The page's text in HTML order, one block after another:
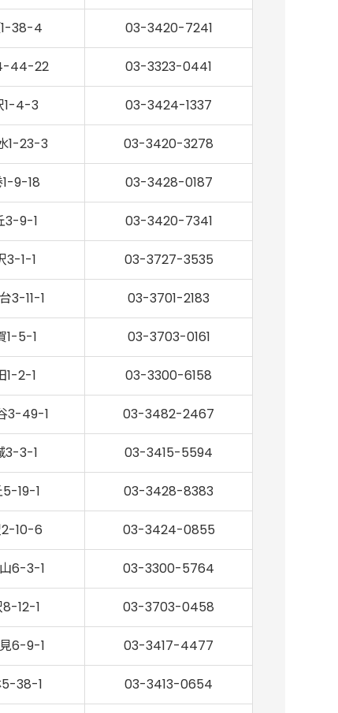
38-4 03-3420-7241
44-22 03-3323-0441
1-4-3 03-3424-1337
1-23-3 03-3420-3278
9-18 03-3428-0187
3-9-1 03-3420-7341
3-1-1 03-3727-3535
3-11-1 03-3701-2183
1-5-1 03-3703-0161
1-2-1 03-3300-6158
3-49-1 03-3482-2467
3-3-1 03-3415-5594
19-1 03-3428-8383
10-6 03-3424-0855
6-3-1 03-3300-5764
8-12-1 03-3703-0458
6-9-1 03-3417-4477
38-1 03-3413-0654